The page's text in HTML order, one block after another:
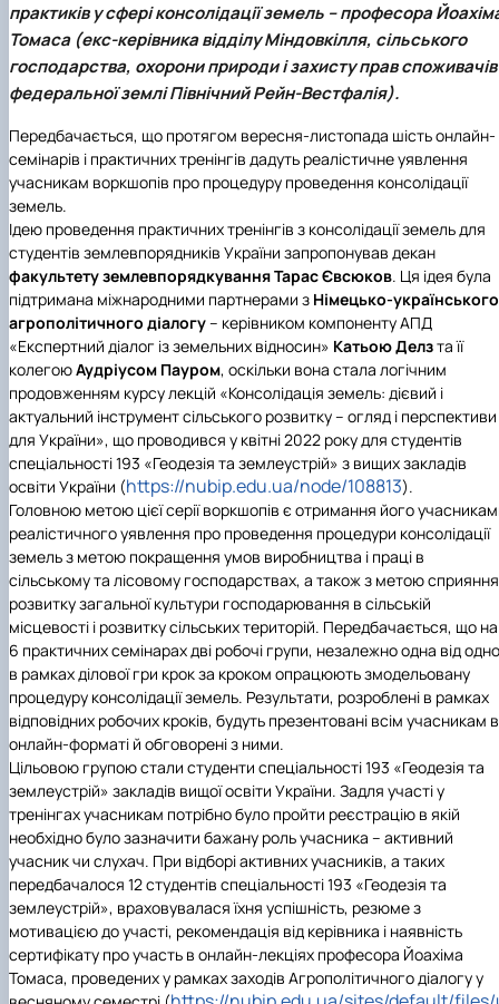
Іноземні мови
Працевлаштування
Їдальні та буфети
Студентські квитки
Центр вивчення мов
Психологічна підтримка
Інклюзивне середовище
Рада молодих вчених
Наукові школи
Стартап школа НУБіП України
Методичні рекомендації, пам'ятки
Форми документів
Патентно-ліцензійна діяльність
ЦКНО «Агропромисловий комплекс, лісове і
садово-паркове господарство, ветеринарна
медицина»
Обладнання НУБіП України
Біоетична комісія
Наукові видання
Досліднику та автору
Звіт про проведення НТЗ
Наукові журнали НУБіП України
Наукові журнали НУБіП України (English)
Пам'ятка про проведення науково-
заходів
проведення НТЗ
Результати науково-технічних заходів
Монографії
Наука для бізнесу
Каталог наукових послуг
«SEB-2025»
Наглядова рада
Рада роботодавців
Благодійний фонд «Голосіївська ініціатива
2020»
Історія університету
Видатні випускники та працівники
Звіт ректора
Пам'яті захисників України
Почесні доктори і професори НУБіП України
Пресслужба
Університетський кур'єр
Вибори ректора
ініціатива – 2025»
Доступ до публічної інформації
Державні закупівлі
Офіційна символіка
Антикорупційні заходи
Уповноважена особа з питань запобігання
виявлення корупції
Положення про антикорупційного
уповноваженого НУБіП України
Нормативно-правові акти НУБіП України
Інформаційні ресурси НАЗК
Методичні роз’яснення НАЗК
Антикорупційні заходи
Контактна інформація
практиків у сфері консолідації земель – професора
Томаса (екс-керівника відділу Міндовкілля, сільського
господарства, охорони природи і захисту прав споживачів
федеральної землі Північний Рейн-Вестфалія).
Передбачається, що протягом вересня-листопада шість онлайн-
семінарів і практичних тренінгів дадуть реалістичне уявлення
учасникам воркшопів про процедуру проведення консолідації
земель.
Ідею проведення практичних тренінгів з консолідації земель для
студентів землевпорядників України запропонував декан
факультету землевпорядкуванняТарас Євсюков. Ця ідея була
підтримана міжнародними партнерами з Німецько-українського
агрополітичного діалогу– керівником компоненту АПД
«Експертний діалог із земельних відносин» Катьою Делзта її
колегоюАудріусом Пауром, оскільки вона стала логічним
продовженням курсу лекцій «Консолідація земель: дієвий і
актуальний інструмент сільського розвитку – огляд і перспективи
для України», що проводився у квітні 2022 року для студентів
спеціальності 193 «Геодезія та землеустрій» з вищих закладів
освіти України (https://nubip.edu.ua/node/108813).
Головною метою цієї серії воркшопів є отримання його
реалістичного уявлення про проведення процедури консолідації
земель з метою покращення умов виробництва і праці в
сільському та лісовому господарствах, а також з метою сприяння
розвитку загальної культури господарювання в сільській
місцевості і розвитку сільських територій. Передбачається, що на
6 практичних семінарах дві робочі групи, незалежно одна від
в рамках ділової гри крок за кроком опрацюють змодельовану
процедуру консолідації земель. Результати, розроблені в рамках
відповідних робочих кроків, будуть презентовані всім учасникам в
онлайн-форматі й обговорені з ними.
Цільовою групою стали студенти спеціальності 193 «Геодезія та
землеустрій» закладів вищої освіти України. Задля участі у
тренінгах учасникам потрібно було пройти реєстрацію в якій
необхідно було зазначити бажану роль учасника – активний
учасник чи слухач. При відборі активних учасників, а таких
передбачалося 12 студентів спеціальності 193 «Геодезія та
землеустрій», враховувалася їхня успішність, резюме з
мотивацією до участі, рекомендація від керівника і наявність
сертифікату про участь в онлайн-лекціях професора Йоахіма
Томаса, проведених у рамках заходів Агрополітичного діалогу у